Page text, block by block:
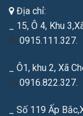
Địa chỉ:
_ 15, Ô 4, Khu
0915.111.327.
_ Ô1, khu 2, Xã
0916.822.327.
_ Số 119 Ấp